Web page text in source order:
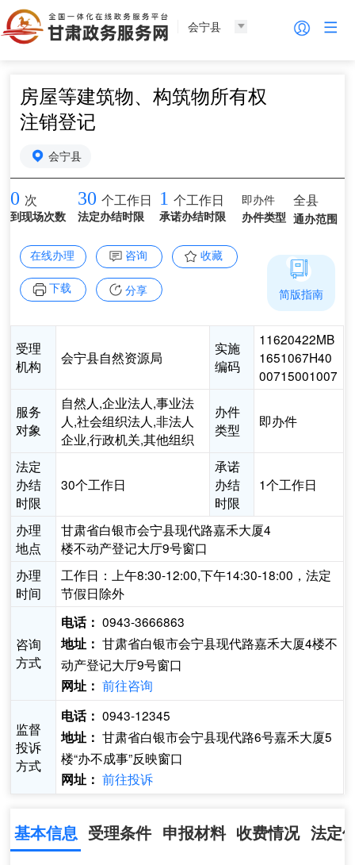
会宁县
房屋等建筑物、构筑物所有权
注销登记
会宁县
0 次
到现场次数
30 个工作日
法定办结时限
1 个工作日
承诺办结时限
即办件
办件类型
全县
通办范围
在线办理 咨询 收藏
下载 分享
受理
机构
会宁县自然资源局
实施
编码
11620422MB
1651067H40
00715001007
服务
对象
自然人,企业法人,事业法
人,社会组织法人,非法人
企业,行政机关,其他组织
办件
类型
即办件
法定
办结
时限
30个工作日
承诺
办结
时限
1个工作日
办理
地点
甘肃省白银市会宁县现代路嘉禾大厦4
楼不动产登记大厅9号窗口
办理
时间
工作日：上午8:30-12:00,下午14:30-18:00，法定
节假日除外
咨询
方式
电话： 0943-3666863
地址： 甘肃省白银市会宁县现代路嘉禾大厦4楼不
动产登记大厅9号窗口
网址： 前往咨询
监督
投诉
方式
电话： 0943-12345
地址： 甘肃省白银市会宁县现代路6号嘉禾大厦5
楼“办不成事”反映窗口
网址： 前往投诉
简版指南
基本信息 受理条件 申报材料 收费情况 法定